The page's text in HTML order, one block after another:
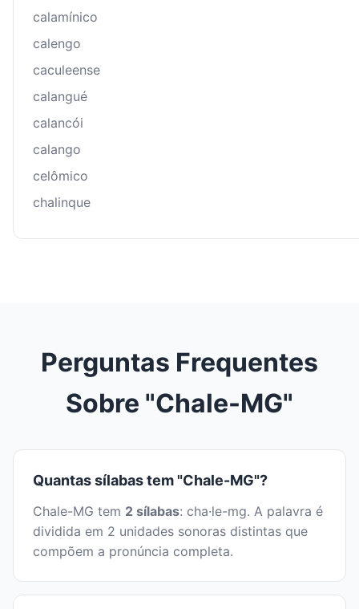
calamínico
calengo
caculeense
calangué
calancói
calango
celômico
chalinque
Perguntas Frequentes
Sobre "Chale-MG"
Quantas sílabas tem "Chale-MG"?
Chale-MG tem 2 sílabas: cha·le-mg. A palavra é
dividida em 2 unidades sonoras distintas que
compõem a pronúncia completa.